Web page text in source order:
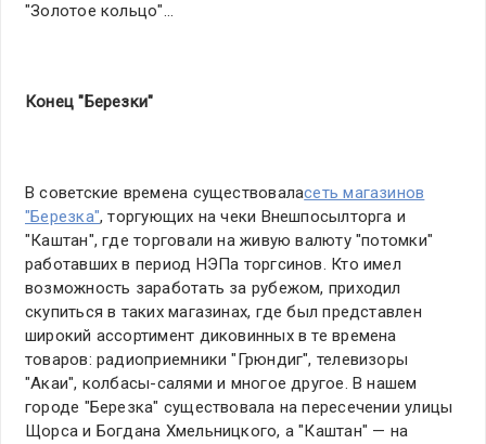
"Золотое кольцо"…
Конец "Березки"
В советские времена существоваласеть магазинов
"Березка", торгующих на чеки Внешпосылторга и
"Каштан", где торговали на живую валюту "потомки"
работавших в период НЭПа торгсинов. Кто имел
возможность заработать за рубежом, приходил
скупиться в таких магазинах, где был представлен
широкий ассортимент диковинных в те времена
товаров: радиоприемники "Грюндиг", телевизоры
"Акаи", колбасы-салями и многое другое. В нашем
городе "Березка" существовала на пересечении улицы
Щорса и Богдана Хмельницкого, а "Каштан" — на